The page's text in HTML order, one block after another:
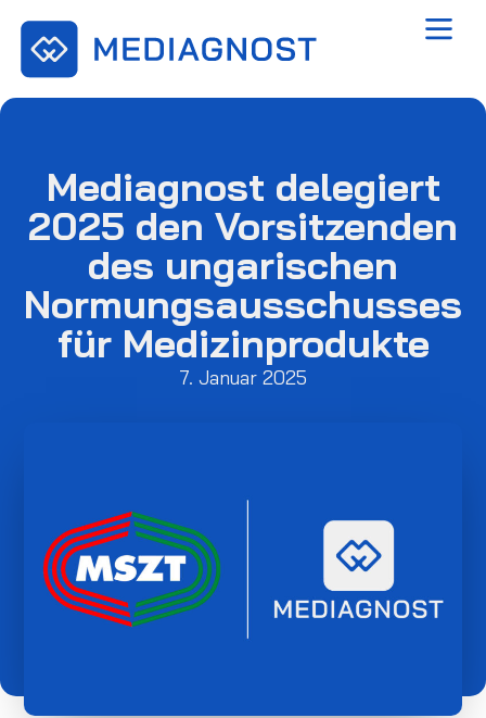
Mediagnost delegiert
2025 den Vorsitzenden
des ungarischen
Normungsausschusses
für Medizinprodukte
7. Januar 2025